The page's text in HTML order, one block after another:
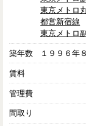
東京メトロ
都営新宿線
東京メトロ
築年数 １９９６年
賃料
管理費
間取り